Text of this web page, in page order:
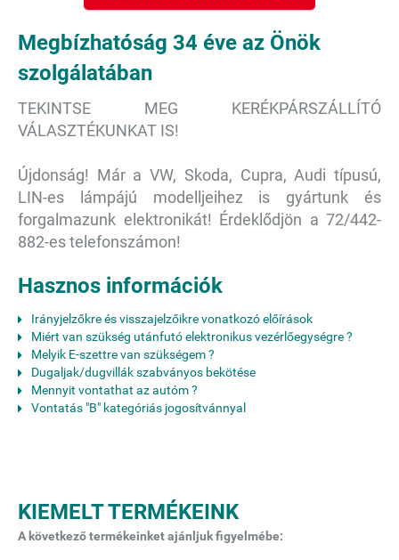
Megbízhatóság 34 éve az Önök
szolgálatában
TEKINTSE MEG KERÉKPÁRSZÁLLÍTÓ
VÁLASZTÉKUNKAT IS!
Újdonság! Már a VW, Skoda, Cupra, Audi típusú,
LIN-es lámpájú modelljeihez is gyártunk és
forgalmazunk elektronikát! Érdeklődjön a 72/442-
882-es telefonszámon!
Hasznos információk
Irányjelzőkre és visszajelzőikre vonatkozó előírások
Miért van szükség utánfutó elektronikus vezérlőegységre ?
Melyik E-szettre van szükségem ?
Dugaljak/dugvillák szabványos bekötése
Mennyit vontathat az autóm ?
Vontatás "B" kategóriás jogosítvánnyal
KIEMELT TERMÉKEINK
A következő termékeinket ajánljuk figyelmébe: